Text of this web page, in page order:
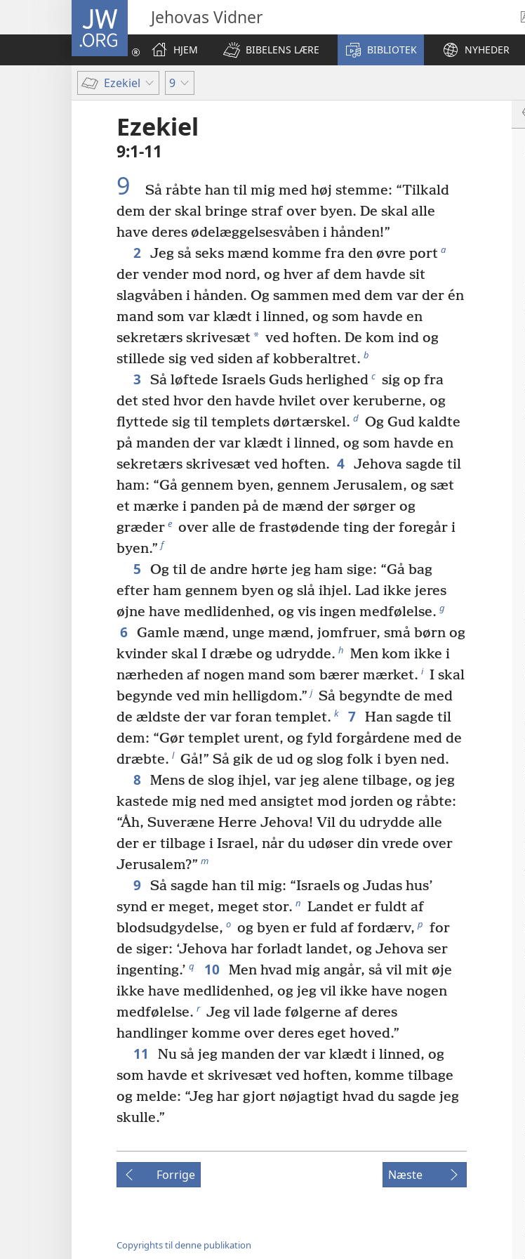
JW.ORG Jehovas Vidner
HJEM
BIBELENS LÆRE BIBLIOTEK NYHEDER
Ezekiel 9
Ezekiel
9:1-11
9
Så råbte han til mig med høj stemme: “Tilkald
dem der skal bringe straf over byen. De skal alle
have deres ødelæggelsesvåben i hånden!”
2 Jeg så seks mænd komme fra den øvre port a
der vender mod nord, og hver af dem havde sit
slagvåben i hånden. Og sammen med dem var der én
mand som var klædt i linned, og som havde en
sekretærs skrivesæt* ved hoften. De kom ind og
stillede sig ved siden af kobberaltret. b
3 Så løftede Israels Guds herlighed c sig op fra
det sted hvor den havde hvilet over keruberne, og
flyttede sig til templets dørtærskel. d Og Gud kaldte
på manden der var klædt i linned, og som havde en
sekretærs skrivesæt ved hoften. 4 Jehova sagde til
ham: “Gå gennem byen, gennem Jerusalem, og sæt
et mærke i panden på de mænd der sørger og
græder e over alle de frastødende ting der foregår i
byen.” f
5
Og til de andre hørte jeg ham sige: “Gå bag
efter ham gennem byen og slå ihjel. Lad ikke jeres
øjne have medlidenhed, og vis ingen medfølelse. g
6 Gamle mænd, unge mænd, jomfruer, små børn og
kvinder skal I dræbe og udrydde. h Men kom ikke i
nærheden af nogen mand som bærer mærket. i I skal
begynde ved min helligdom.” j Så begyndte de med
de ældste der var foran templet. k 7 Han sagde til
dem: “Gør templet urent, og fyld forgårdene med de
dræbte. l Gå!” Så gik de ud og slog folk i byen ned.
8 Mens de slog ihjel, var jeg alene tilbage, og jeg
kastede mig ned med ansigtet mod jorden og råbte:
“Åh, Suveræne Herre Jehova! Vil du udrydde alle
der er tilbage i Israel, når du udøser din vrede over
Jerusalem?” m
9 Så sagde han til mig: “Israels og Judas hus’
synd er meget, meget stor. n Landet er fuldt af
blodsudgydelse, o og byen er fuld af fordærv, p for
de siger: ‘Jehova har forladt landet, og Jehova ser
ingenting.’ q 10 Men hvad mig angår, så vil mit øje
ikke have medlidenhed, og jeg vil ikke have nogen
medfølelse. r Jeg vil lade følgerne af deres
handlinger komme over deres eget hoved.”
11
Nu så jeg manden der var klædt i linned, og
som havde et skrivesæt ved hoften, komme tilbage
og melde: “Jeg har gjort nøjagtigt hvad du sagde jeg
skulle.”
Forrige Næste
Copyrights til denne publikation